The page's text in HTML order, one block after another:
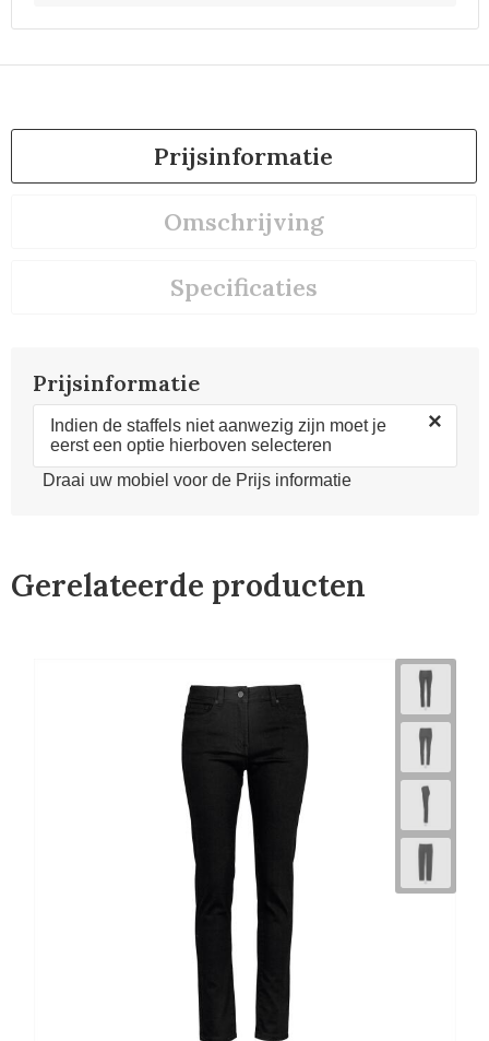
Prijsinformatie
Omschrijving
Specificaties
Prijsinformatie
Indien de staffels niet aanwezig zijn moet je
eerst een optie hierboven selecteren
×
Draai uw mobiel voor de Prijs informatie
Gerelateerde producten